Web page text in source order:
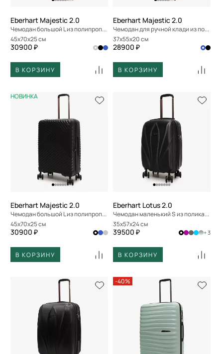
Eberhart Majestic 2.0
Чемодан большой L из полипропилена
45x70x25 см
30900 ₽
В КОРЗИНУ
Eberhart Majestic 2.0
Чемодан для ручной клади из полипропилена
37x55x20 см
28900 ₽
В КОРЗИНУ
НОВИНКА
Eberhart Majestic 2.0
Чемодан большой L из полипропилена
45x70x25 см
30900 ₽
В КОРЗИНУ
Eberhart Lotus 2.0
Чемодан маленький S из поликарбоната
35x57x24 см
39500 ₽ + 3
В КОРЗИНУ
-40%